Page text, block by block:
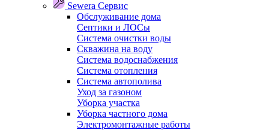
Sewera Сервис
Обслуживание дома
Септики и ЛОСы
Система очистки воды
Скважина на воду
Система водоснабжения
Система отопления
Система автополива
Уход за газоном
Уборка участка
Уборка частного дома
Электромонтажные работы